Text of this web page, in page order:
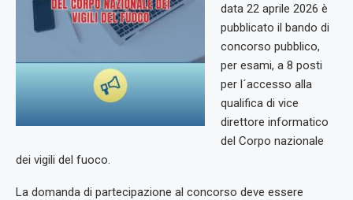
data 22 aprile 2026 è
pubblicato il bando di
concorso pubblico,
per esami, a 8 posti
per l´accesso alla
qualifica di vice
direttore informatico
del Corpo nazionale
dei vigili del fuoco.
La domanda di partecipazione al concorso deve essere